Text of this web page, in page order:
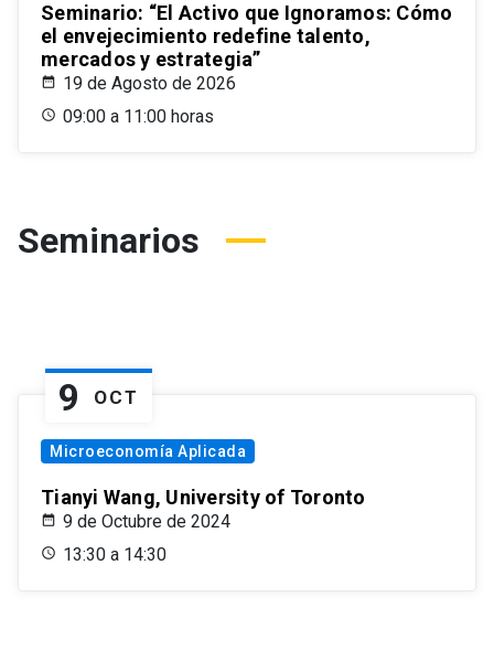
Seminario: “El Activo que Ignoramos: Cómo
el envejecimiento redefine talento,
mercados y estrategia”
19 de Agosto de 2026
09:00 a 11:00 horas
Seminarios
9 OCT
Microeconomía Aplicada
Tianyi Wang, University of Toronto
9 de Octubre de 2024
13:30 a 14:30